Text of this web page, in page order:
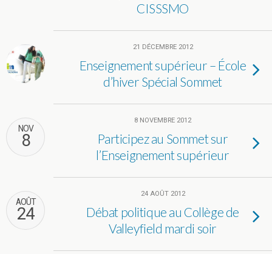
CISSSMO
21 DÉCEMBRE 2012
Enseignement supérieur – École
d’hiver Spécial Sommet
NOV
8
8 NOVEMBRE 2012
Participez au Sommet sur
l’Enseignement supérieur
AOÛT
24
24 AOÛT 2012
Débat politique au Collège de
Valleyfield mardi soir